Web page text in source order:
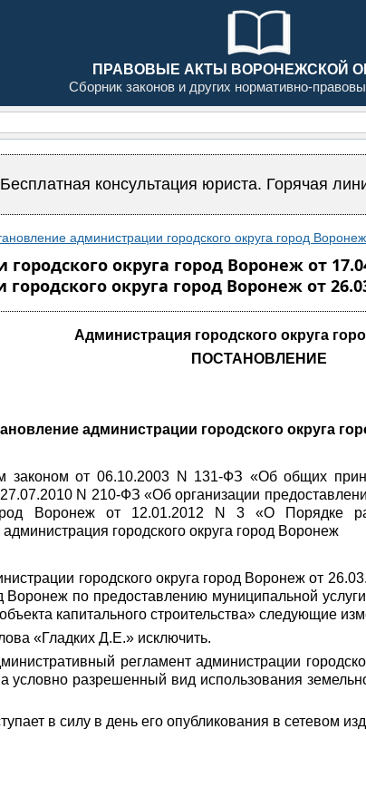
ПРАВОВЫЕ АКТЫ ВОРОНЕЖСКОЙ
Сборник законов и других нормативно-
Бесплатная консультация юриста. Горячая
администрации городского округа город
округа город Воронеж от
округа город Воронеж от
Администрация городского округа
ПОСТАНОВЛЕНИЕ
администрации городского округа
законом от 06.10.2003 N 131-ФЗ «Об общих
N 210-ФЗ «Об организации
Воронеж от 12.01.2012 N 3 «О Порядке
городского округа город Воронеж
городского округа город Воронеж от
Воронеж по предоставлению муниципальной
капитального строительства» следующие
«Гладких Д.Е.» исключить.
регламент администрации
разрешенный вид использования
в силу в день его опубликования в сетевом